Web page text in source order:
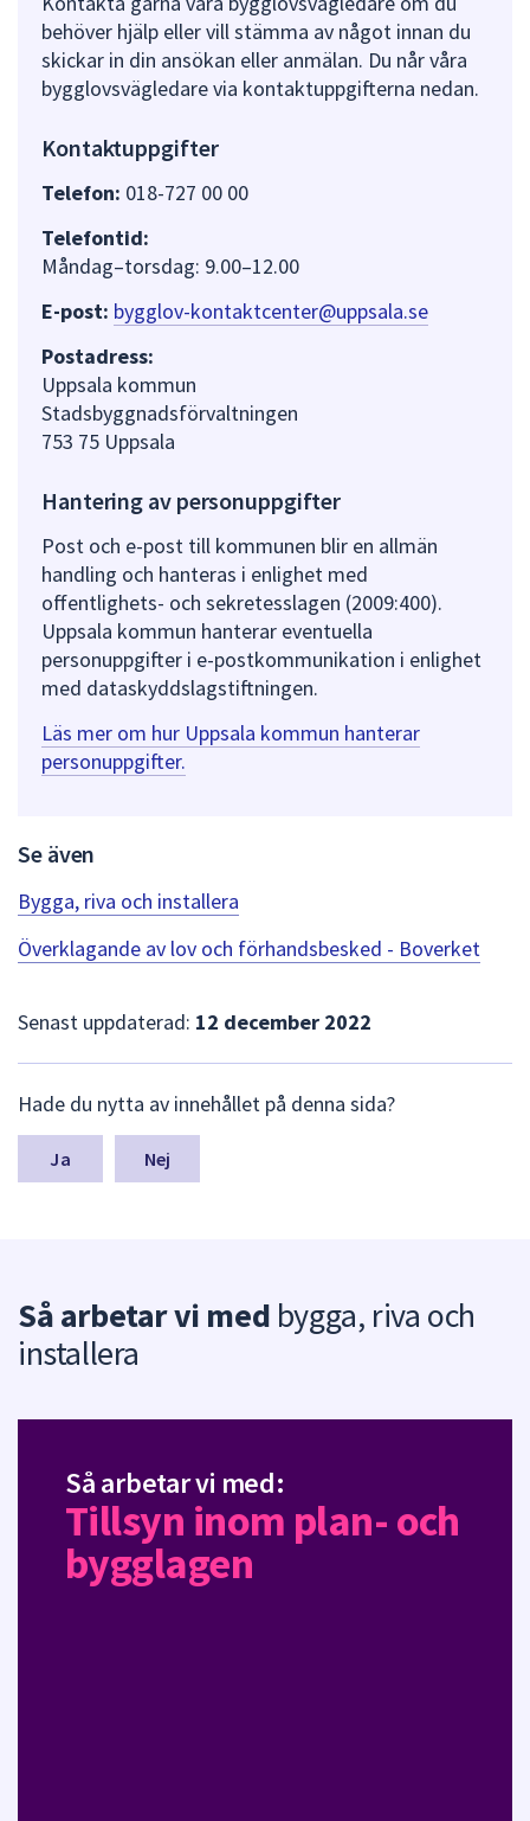
behöver hjälp eller vill stämma av något innan du
skickar in din ansökan eller anmälan. Du når våra
bygglovsvägledare via kontaktuppgifterna nedan.
Kontaktuppgifter
Telefon: 018-727 00 00
Telefontid:
Måndag–torsdag: 9.00–12.00
E-post: bygglov-kontaktcenter@uppsala.se
Postadress:
Uppsala kommun
Stadsbyggnadsförvaltningen
753 75 Uppsala
Hantering av personuppgifter
Post och e-post till kommunen blir en allmän
handling och hanteras i enlighet med
offentlighets- och sekretesslagen (2009:400).
Uppsala kommun hanterar eventuella
personuppgifter i e-postkommunikation i enlighet
med dataskyddslagstiftningen.
Läs mer om hur Uppsala kommun hanterar
personuppgifter.
Se även
Bygga, riva och installera
Överklagande av lov och förhandsbesked - Boverket
Senast uppdaterad: 12 december 2022
ä
m
a
u
n
Hade du nytta av innehållet på denna sida?
Nej
Så arbetar vi med bygga, riva och
installera
Så arbetar vi med:
Tillsyn inom plan- och
bygglagen